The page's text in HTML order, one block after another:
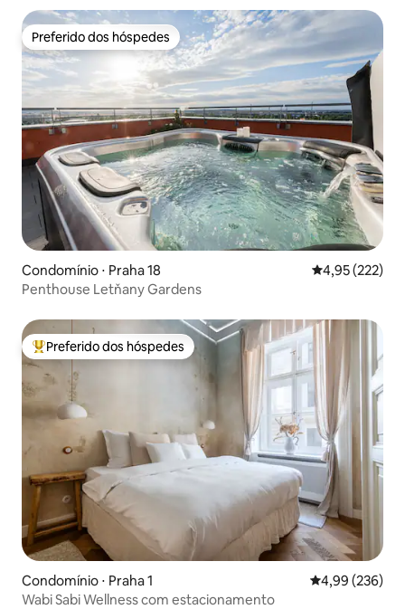
Preferido dos hóspedes
Preferido dos hóspedes
Condomínio ⋅ Praha 18 4,95 de uma
4,95 (222)
Penthouse Letňany Gardens
Entre os melhores preferidos dos hóspedes
Preferido dos hóspedes
Condomínio ⋅ Praha 1 4,99 de uma
4,99 (236)
Wabi Sabi Wellness com estacionamento